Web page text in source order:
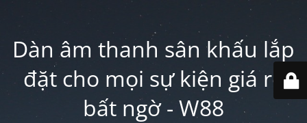
Dàn âm thanh sân khấu lắp
đặt cho mọi sự kiện giá rẻ
bất ngờ - W88